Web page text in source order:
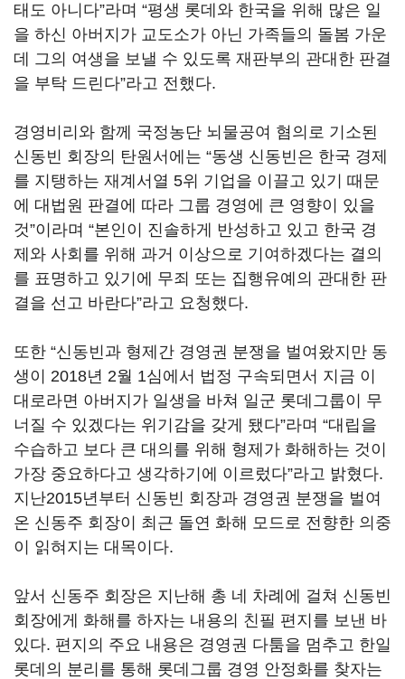
태도 아니다”라며 “평생 롯데와 한국을 위해 많은 일
을 하신 아버지가 교도소가 아닌 가족들의 돌봄 가운
데 그의 여생을 보낼 수 있도록 재판부의 관대한 판결
을 부탁 드린다”라고 전했다.
경영비리와 함께 국정농단 뇌물공여 혐의로 기소된
신동빈 회장의 탄원서에는 “동생 신동빈은 한국 경제
를 지탱하는 재계서열 5위 기업을 이끌고 있기 때문
에 대법원 판결에 따라 그룹 경영에 큰 영향이 있을
것”이라며 “본인이 진솔하게 반성하고 있고 한국 경
제와 사회를 위해 과거 이상으로 기여하겠다는 결의
를 표명하고 있기에 무죄 또는 집행유예의 관대한 판
결을 선고 바란다”라고 요청했다.
또한 “신동빈과 형제간 경영권 분쟁을 벌여왔지만 동
생이 2018년 2월 1심에서 법정 구속되면서 지금 이
대로라면 아버지가 일생을 바쳐 일군 롯데그룹이 무
너질 수 있겠다는 위기감을 갖게 됐다”라며 “대립을
수습하고 보다 큰 대의를 위해 형제가 화해하는 것이
가장 중요하다고 생각하기에 이르렀다”라고 밝혔다.
지난2015년부터 신동빈 회장과 경영권 분쟁을 벌여
온 신동주 회장이 최근 돌연 화해 모드로 전향한 의중
이 읽혀지는 대목이다.
앞서 신동주 회장은 지난해 총 네 차례에 걸쳐 신동빈
회장에게 화해를 하자는 내용의 친필 편지를 보낸 바
있다. 편지의 주요 내용은 경영권 다툼을 멈추고 한일
롯데의 분리를 통해 롯데그룹 경영 안정화를 찾자는